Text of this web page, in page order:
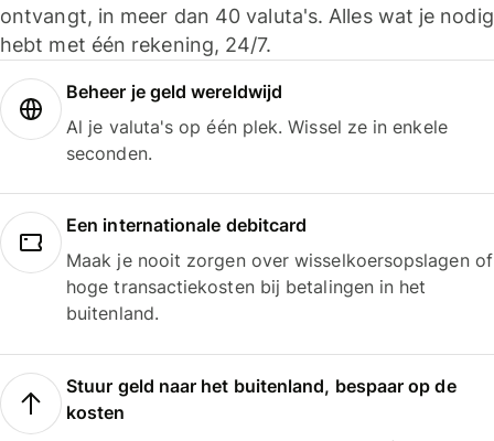
ontvangt, in meer dan 40 valuta's. Alles wat je nodig
hebt met één rekening, 24/7.
Beheer je geld wereldwijd
Al je valuta's op één plek. Wissel ze in enkele
seconden.
Een internationale debitcard
Maak je nooit zorgen over wisselkoersopslagen of
hoge transactiekosten bij betalingen in het
buitenland.
Stuur geld naar het buitenland, bespaar op de
kosten